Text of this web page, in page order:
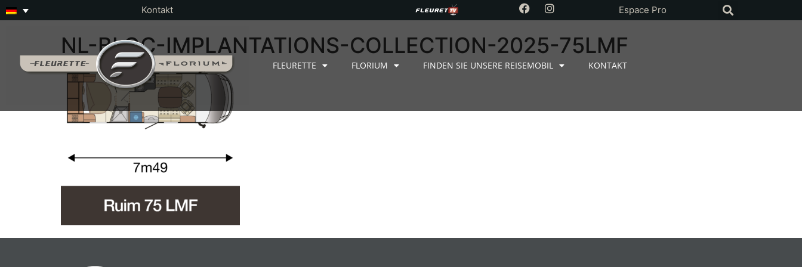
Kontakt Espace Pro
FLEURETTE FLORIUM FINDEN SIE UNSERE REISEMOBIL KONTAKT
NL-BLOC-IMPLANTATIONS-COLLECTION-2025-75LMF